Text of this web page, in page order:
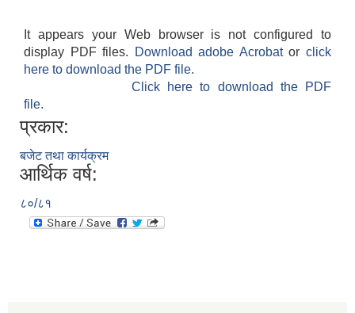
It appears your Web browser is not configured to
display PDF files.
Download adobe Acrobatorclick
here to download the PDF file.
Click here to download the PDF
file.
प्रकार:
बजेट तथा कार्यक्रम
आर्थिक वर्ष:
८०/८१